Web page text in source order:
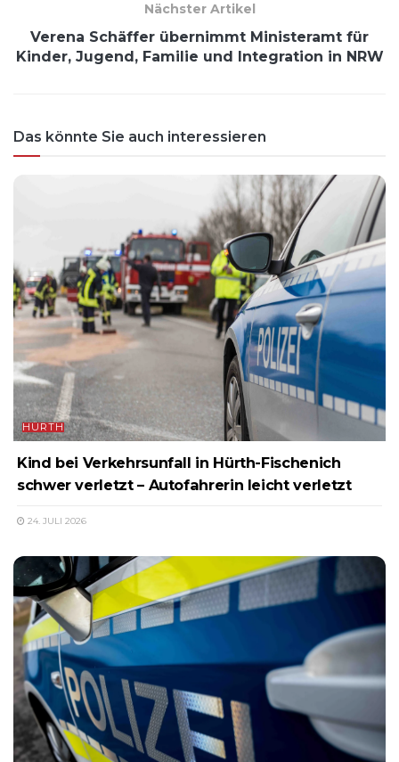
Nächster Artikel
Verena Schäffer übernimmt Ministeramt für
Kinder, Jugend, Familie und Integration in NRW
Das könnte Sie auch interessieren
HÜRTH
Kind bei Verkehrsunfall in Hürth-Fischenich
schwer verletzt – Autofahrerin leicht verletzt
24. JULI 2026